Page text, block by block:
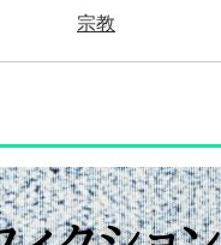
宗教